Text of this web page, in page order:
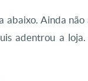
abaixo. Ainda
adentrou a